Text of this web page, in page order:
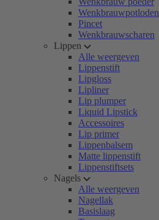
Wenkbrauwpotloden
Pincet
Wenkbrauwscharen
Lippen
Alle weergeven
Lippenstift
Lipgloss
Lipliner
Lip plumper
Liquid Lipstick
Accessoires
Lip primer
Lippenbalsem
Matte lippenstift
Lippenstiftsets
Nagels
Alle weergeven
Nagellak
Basislaag